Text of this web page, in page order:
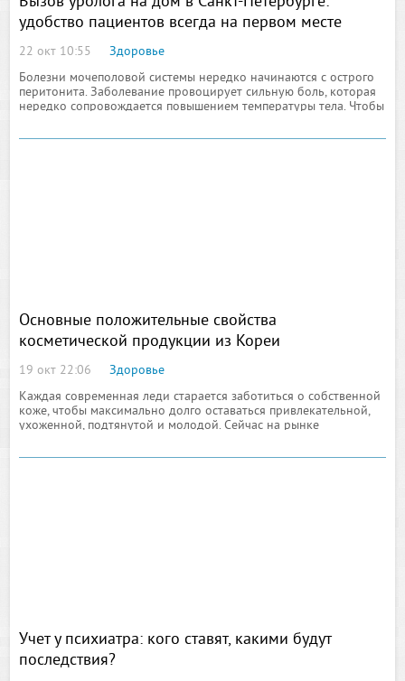
удобство пациентов всегда на первом месте
22 окт 10:55
Здоровье
Болезни мочеполовой системы нередко начинаются с острого
перитонита. Заболевание провоцирует сильную боль, которая
нередко сопровождается повышением температуры тела. Чтобы
организма, распространение воспалительного процесса
Основные положительные свойства
косметической продукции из Кореи
19 окт 22:06
Здоровье
Каждая современная леди старается заботиться о собственной
коже, чтобы максимально долго оставаться привлекательной,
ухоженной, подтянутой и молодой. Сейчас на рынке
предназначенных по уходу за кожными покровами лица и тела.
Учет у психиатра: кого ставят, какими будут
последствия?